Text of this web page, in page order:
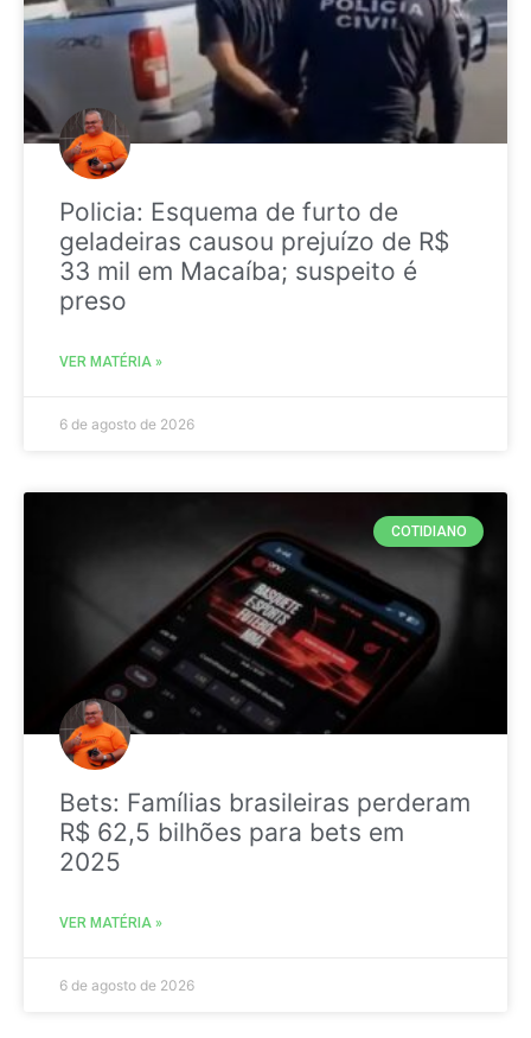
Policia: Esquema de furto de
geladeiras causou prejuízo de R$
33 mil em Macaíba; suspeito é
preso
VER MATÉRIA »
6 de agosto de 2026
COTIDIANO
Bets: Famílias brasileiras perderam
R$ 62,5 bilhões para bets em
2025
VER MATÉRIA »
6 de agosto de 2026